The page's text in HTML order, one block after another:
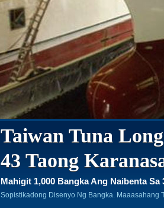
Taiwan Tuna
43 Taong
Mahigit 1,000 Bangka Ang Naibenta Sa
Sopistikadong Disenyo Ng Bangka. Maaasahang